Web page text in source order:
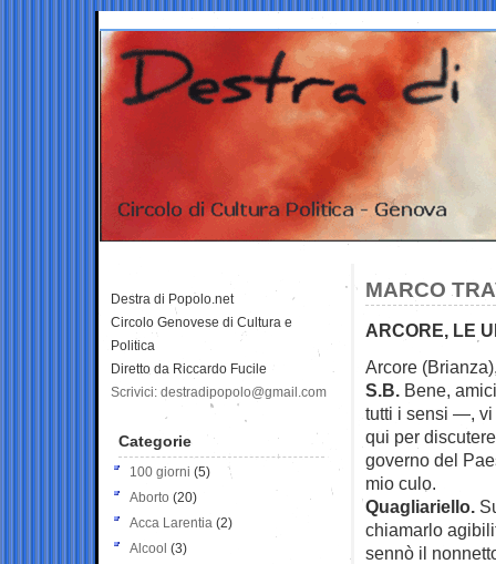
MARCO
ARCORE, LE
Arcore
S.B. Bene,
tutti i sensi —, vi
qui per
governo del
mio culo.
Quagliariello.
chiamarlo
sennò il
Destra di Popolo.net
Circolo Genovese di Cultura e
Politica
Diretto da Riccardo Fucile
Scrivici: destradipopolo@gmail.com
Categorie
100 giorni (5)
Aborto (20)
Acca Larentia (2)
Alcool (3)